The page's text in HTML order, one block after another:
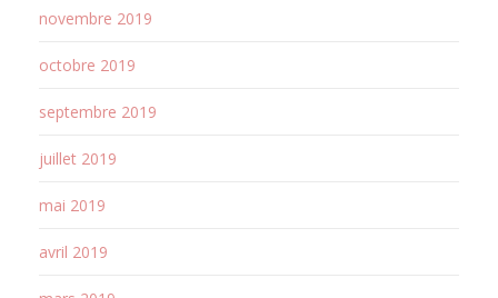
novembre 2019
octobre 2019
septembre 2019
juillet 2019
mai 2019
avril 2019